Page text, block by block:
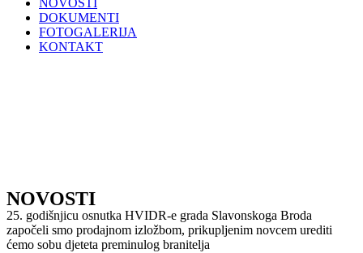
NOVOSTI
DOKUMENTI
FOTOGALERIJA
KONTAKT
NOVOSTI
25. godišnjicu osnutka HVIDR-e grada Slavonskoga Broda
započeli smo prodajnom izložbom, prikupljenim novcem urediti
ćemo sobu djeteta preminulog branitelja